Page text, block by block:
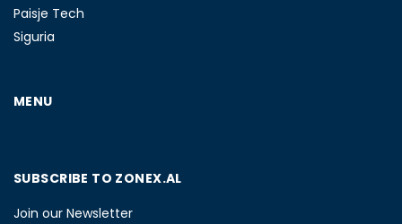
Paisje Tech
Siguria
MENU
SUBSCRIBE TO ZONEX.AL
Join our Newsletter